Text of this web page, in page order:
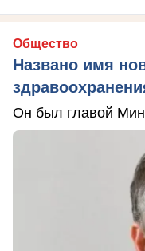
Общество
Названо имя
Он был главой